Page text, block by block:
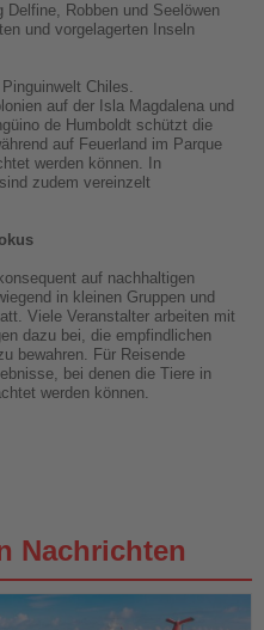
Robben und Seelöwen
und vorgelagerten Inseln
Chiles.
auf der Isla Magdalena und
de Humboldt schützt die
auf Feuerland im Parque
werden können. In
zudem vereinzelt
auf nachhaltigen
in kleinen Gruppen und
Viele Veranstalter arbeiten mit
dazu bei, die empfindlichen
bewahren. Für Reisende
bei denen die Tiere in
werden können.
Nachrichten